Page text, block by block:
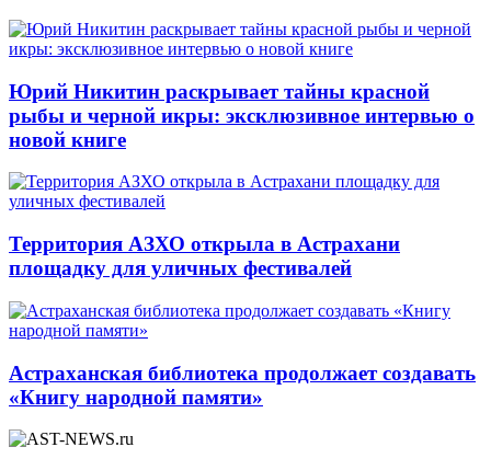
Юрий Никитин раскрывает тайны красной
рыбы и черной икры: эксклюзивное интервью о
новой книге
Территория АЗХО открыла в Астрахани
площадку для уличных фестивалей
Астраханская библиотека продолжает создавать
«Книгу народной памяти»